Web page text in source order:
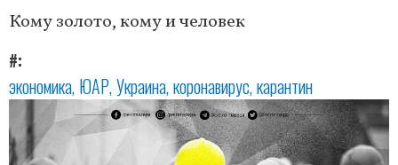
Кому золото, кому и человек
#
экономика ЮАР Украина коронавирус карантин